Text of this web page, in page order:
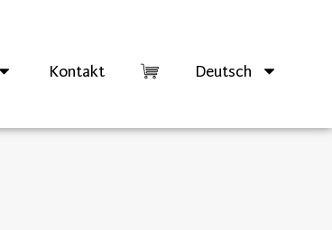
Kontakt Deutsch